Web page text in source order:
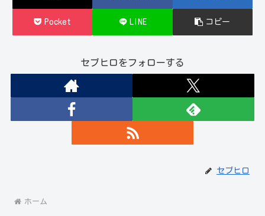
Pocket LINE コピー
セブヒロをフォローする
セブヒロ
ホーム